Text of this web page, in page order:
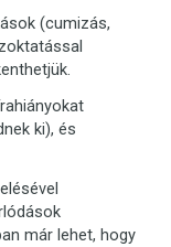
(cumizás,
ki), és
már lehet, hogy